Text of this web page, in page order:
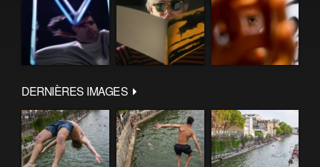
DERNIÈRES IMAGES